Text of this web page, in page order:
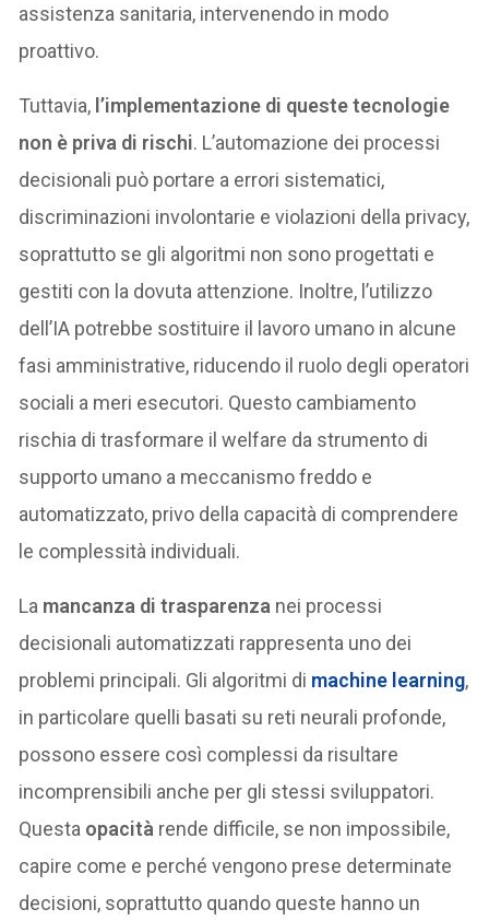
assistenza sanitaria, intervenendo in modo
proattivo.
Tuttavia, l’implementazione di queste tecnologie
non è priva di rischi. L’automazione dei processi
decisionali può portare a errori sistematici,
discriminazioni involontarie e violazioni della privacy,
soprattutto se gli algoritmi non sono progettati e
gestiti con la dovuta attenzione. Inoltre, l’utilizzo
dell’IA potrebbe sostituire il lavoro umano in alcune
fasi amministrative, riducendo il ruolo degli operatori
sociali a meri esecutori. Questo cambiamento
rischia di trasformare il welfare da strumento di
supporto umano a meccanismo freddo e
automatizzato, privo della capacità di comprendere
le complessità individuali.
La mancanza di trasparenza nei processi
decisionali automatizzati rappresenta uno dei
problemi principali. Gli algoritmi di machine learning,
in particolare quelli basati su reti neurali profonde,
possono essere così complessi da risultare
incomprensibili anche per gli stessi sviluppatori.
Questa opacità rende difficile, se non impossibile,
capire come e perché vengono prese determinate
decisioni, soprattutto quando queste hanno un